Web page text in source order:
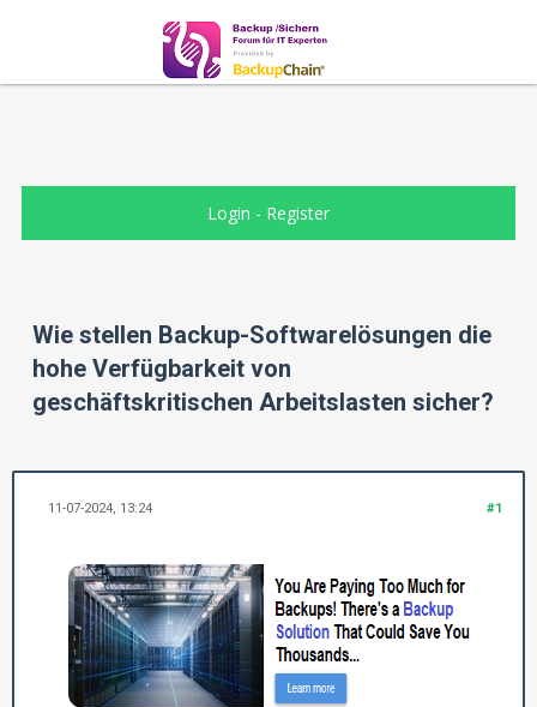
Login - Register
Wie stellen Backup-Softwarelösungen die
hohe Verfügbarkeit von
geschäftskritischen Arbeitslasten sicher?
#1
11-07-2024, 13:24